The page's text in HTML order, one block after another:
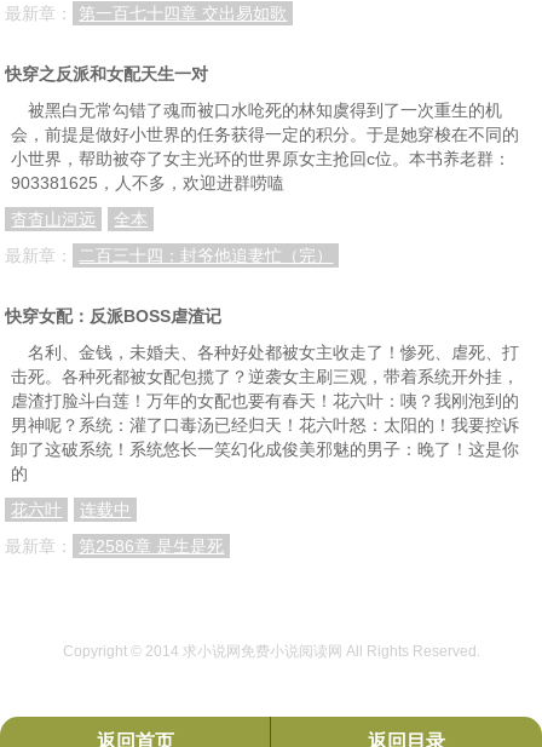
最新章：
第一百七十四章 交出易如歌
快穿之反派和女配天生一对
被黑白无常勾错了魂而被口水呛死的林知虞得到了一次重生的机
会，前提是做好小世界的任务获得一定的积分。于是她穿梭在不同的
小世界，帮助被夺了女主光环的世界原女主抢回c位。本书养老群：
903381625，人不多，欢迎进群唠嗑
杳杳山河远
全本
最新章：
二百三十四：封爷他追妻忙（完）
快穿女配：反派BOSS虐渣记
名利、金钱，未婚夫、各种好处都被女主收走了！惨死、虐死、打
击死。各种死都被女配包揽了？逆袭女主刷三观，带着系统开外挂，
虐渣打脸斗白莲！万年的女配也要有春天！花六叶：咦？我刚泡到的
男神呢？系统：灌了口毒汤已经归天！花六叶怒：太阳的！我要控诉
卸了这破系统！系统悠长一笑幻化成俊美邪魅的男子：晚了！这是你
的
花六叶
连载中
最新章：
第2586章 是生是死
返回首页 返回目录
Copyright © 2014 求小说网免费小说阅读网 All Rights Reserved.